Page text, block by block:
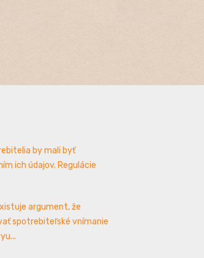
by mali byť
ich údajov. Regulácie
argument, že
spotrebiteľské vnímanie